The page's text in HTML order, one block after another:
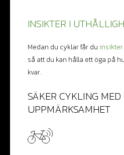
INSIKTER I
Medan du cyklar får du
så att du kan hålla ett öga på
kvar.
SÄKER CYKLING
UPPMÄRKSAMHET